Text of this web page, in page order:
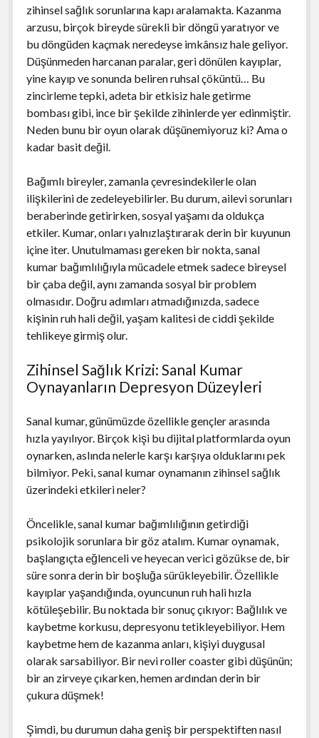
zihinsel sağlık sorunlarına kapı aralamakta. Kazanma
arzusu, birçok bireyde sürekli bir döngü yaratıyor ve
bu döngüden kaçmak neredeyse imkânsız hale geliyor.
Düşünmeden harcanan paralar, geri dönülen kayıplar,
yine kayıp ve sonunda beliren ruhsal çöküntü… Bu
zincirleme tepki, adeta bir etkisiz hale getirme
bombası gibi, ince bir şekilde zihinlerde yer edinmiştir.
Neden bunu bir oyun olarak düşünemiyoruz ki? Ama o
kadar basit değil.
Bağımlı bireyler, zamanla çevresindekilerle olan
ilişkilerini de zedeleyebilirler. Bu durum, ailevi sorunları
beraberinde getirirken, sosyal yaşamı da oldukça
etkiler. Kumar, onları yalnızlaştırarak derin bir kuyunun
içine iter. Unutulmaması gereken bir nokta, sanal
kumar bağımlılığıyla mücadele etmek sadece bireysel
bir çaba değil, aynı zamanda sosyal bir problem
olmasıdır. Doğru adımları atmadığınızda, sadece
kişinin ruh hali değil, yaşam kalitesi de ciddi şekilde
tehlikeye girmiş olur.
Zihinsel Sağlık Krizi: Sanal Kumar
Oynayanların Depresyon Düzeyleri
Sanal kumar, günümüzde özellikle gençler arasında
hızla yayılıyor. Birçok kişi bu dijital platformlarda oyun
oynarken, aslında nelerle karşı karşıya olduklarını pek
bilmiyor. Peki, sanal kumar oynamanın zihinsel sağlık
üzerindeki etkileri neler?
Öncelikle, sanal kumar bağımlılığının getirdiği
psikolojik sorunlara bir göz atalım. Kumar oynamak,
başlangıçta eğlenceli ve heyecan verici gözükse de, bir
süre sonra derin bir boşluğa sürükleyebilir. Özellikle
kayıplar yaşandığında, oyuncunun ruh hali hızla
kötüleşebilir. Bu noktada bir sonuç çıkıyor: Bağlılık ve
kaybetme korkusu, depresyonu tetikleyebiliyor. Hem
kaybetme hem de kazanma anları, kişiyi duygusal
olarak sarsabiliyor. Bir nevi roller coaster gibi düşünün;
bir an zirveye çıkarken, hemen ardından derin bir
çukura düşmek!
Şimdi, bu durumun daha geniş bir perspektiften nasıl